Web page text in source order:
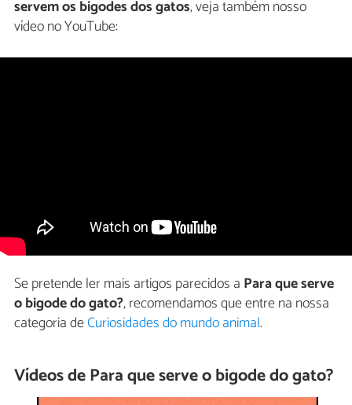
servem os bigodes dos gatos, veja também nosso
vídeo no YouTube:
Se pretende ler mais artigos parecidos a Para que serve
o bigode do gato?, recomendamos que entre na nossa
categoria deCuriosidades do mundo animal.
Vídeos de Para que serve o bigode do gato?